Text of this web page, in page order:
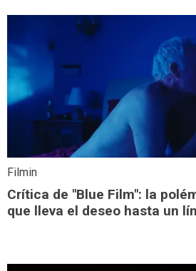
Filmin
Crítica de "Blue Film": la
que lleva el deseo hasta un